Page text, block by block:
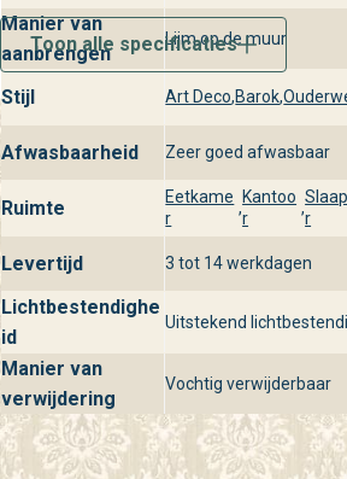
woonkamers tot serene slaapkamers.
Bij behangplaza vind je de Mini Trend
volledige Mini Trend collectie in onze
zoek bent naar een klassiek design of
onze winkels bieden een breed scala
interieur naar een hoger niveau te tillen.
Manier van
aanbrengen
Lijm op de muur
Stijl Art Deco,Barok,
Afwasbaarheid Zeer goed afwasbaar
Ruimte
Eetkame
r
,
Kantoo
r
,
r
Levertijd 3 tot 14 werkdagen
Lichtbestendighe
id
Uitstekend
Manier van
verwijdering
Vochtig verwijderbaar
Toon alle specificaties